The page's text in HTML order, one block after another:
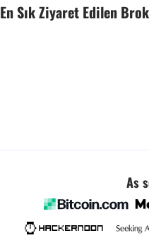
En Sık Ziyaret Edilen
As